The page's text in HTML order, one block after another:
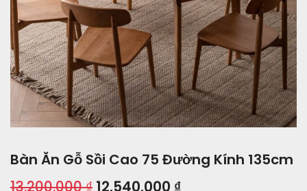
Bàn Ăn Gỗ Sồi Cao 75 Đường Kính 135cm
13.200.000₫ 12.540.000 ₫